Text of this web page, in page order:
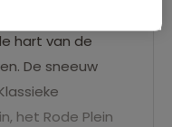
hart van de
De sneeuw
het Rode Plein